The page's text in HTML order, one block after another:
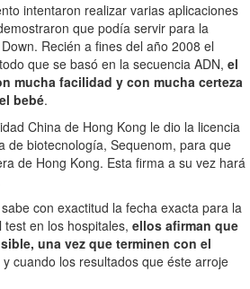
intentaron realizar varias aplicaciones
que podía servir para la
Recién a fines del año 2008 el
que se basó en la secuencia ADN, el
mucha facilidad y con mucha certeza
bebé.
China de Hong Kong le dio la licencia
de biotecnología, Sequenom, para que
de Hong Kong. Esta firma a su vez hará
con exactitud la fecha exacta para la
en los hospitales, ellos afirman que
una vez que terminen con el
cuando los resultados que éste arroje